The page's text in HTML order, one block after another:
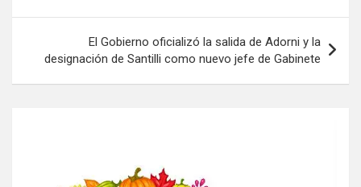
El Gobierno oficializó la salida de Adorni y la
designación de Santilli como nuevo jefe de Gabinete